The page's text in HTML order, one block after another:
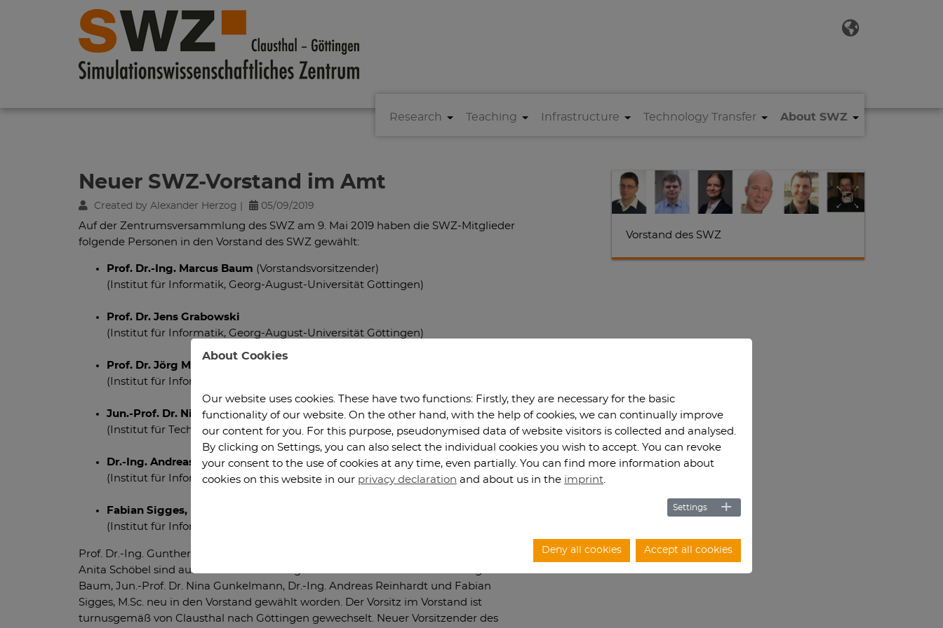
Research Teaching Infrastructure Technology Transfer About SWZ
Neuer SWZ-Vorstand im Amt
Created by Alexander Herzog |
05/09/2019
Auf der Zentrumsversammlung des SWZ am 9. Mai 2019 haben die SWZ-Mitglieder
folgende Personen in den Vorstand des SWZ gewählt:
Prof. Dr.-Ing. Marcus Baum (Vorstandsvorsitzender)
(Institut für Informatik, Georg-August-Universität Göttingen)
Prof. Dr. Jens Grabowski
(Institut für Informatik, Georg-August-Universität Göttingen)
Prof. Dr. Jörg Müller
(Institut für Informatik, Technische Universität Clausthal)
Jun.-Prof. Dr. Nina Gunkelmann(Stellvertretende Vorstandsvorsitzende)
(Institut für Technische Mechanik, Technische Universität Clausthal)
Dr.-Ing. Andreas Reinhardt
(Institut für Informatik, Technische Universität Clausthal)
Fabian Sigges, M.Sc.
(Institut für Informatik, Georg-August-Universität Göttingen)
Prof. Dr.-Ing. Gunther Brenner, Dr. Wiebke Klünder, Fabian Korte, M.Sc. und Prof. Dr.
Anita Schöbel sind aus dem Vorstand ausgeschieden. Dafür sind Prof. Dr.-Ing. Marcus
Baum, Jun.-Prof. Dr. Nina Gunkelmann, Dr.-Ing. Andreas Reinhardt und Fabian
Sigges, M.Sc. neu in den Vorstand gewählt worden. Der Vorsitz im Vorstand ist
turnusgemäß von Clausthal nach Göttingen gewechselt. Neuer Vorsitzender des
Vorstand des SWZ
About Cookies
Our website uses cookies. These have two functions: Firstly, they are necessary for the basic
functionality of our website. On the other hand, with the help of cookies, we can continually improve
our content for you. For this purpose, pseudonymised data of website visitors is collected and analysed.
By clicking on Settings, you can also select the individual cookies you wish to accept. You can revoke
your consent to the use of cookies at any time, even partially. You can find more information about
cookies on this website in our privacy declaration and about us in the imprint
Settings
Deny all cookies Accept all cookies